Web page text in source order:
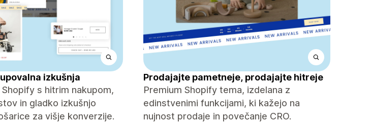
izkušnja
s hitrim nakupom,
in gladko izkušnjo
za višje konverzije.
Prodajajte pametneje, prodajajte hitreje
Premium Shopify tema, izdelana z
edinstvenimi funkcijami, ki kažejo na
nujnost prodaje in povečanje CRO.